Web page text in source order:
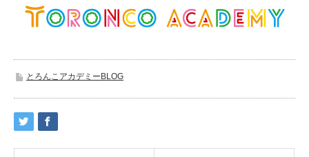
とろんこアカデミーBLOG